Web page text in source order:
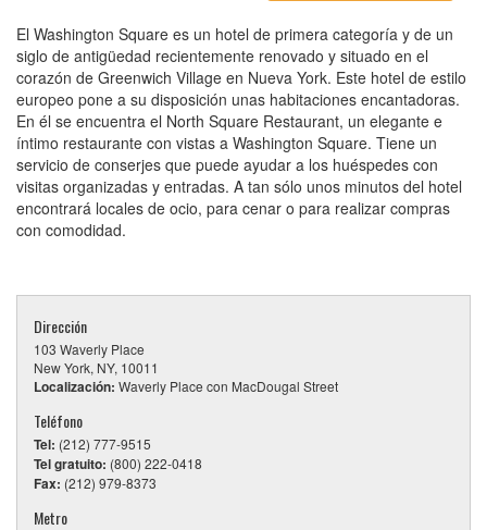
El Washington Square es un hotel de primera categoría y de un
siglo de antigüedad recientemente renovado y situado en el
corazón de Greenwich Village en Nueva York. Este hotel de estilo
europeo pone a su disposición unas habitaciones encantadoras.
En él se encuentra el North Square Restaurant, un elegante e
íntimo restaurante con vistas a Washington Square. Tiene un
servicio de conserjes que puede ayudar a los huéspedes con
visitas organizadas y entradas. A tan sólo unos minutos del hotel
encontrará locales de ocio, para cenar o para realizar compras
con comodidad.
Dirección
103 Waverly Place
New York, NY, 10011
Localización: Waverly Place con MacDougal Street
Teléfono
Tel: (212) 777-9515
Tel gratuito: (800) 222-0418
Fax: (212) 979-8373
Metro